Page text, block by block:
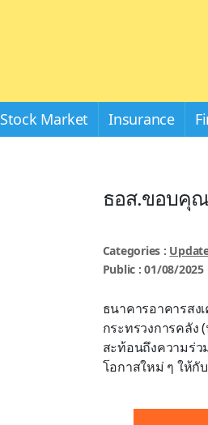
Stock Market Insurance
ธอส.ขอบคุณ
Categories :
Public : 01/08/2025
ธนาคารอาคารสง
กระทรวงการคลัง
สะท้อนถึงความร่ว
โอกาสใหม่ ๆ ให้กั